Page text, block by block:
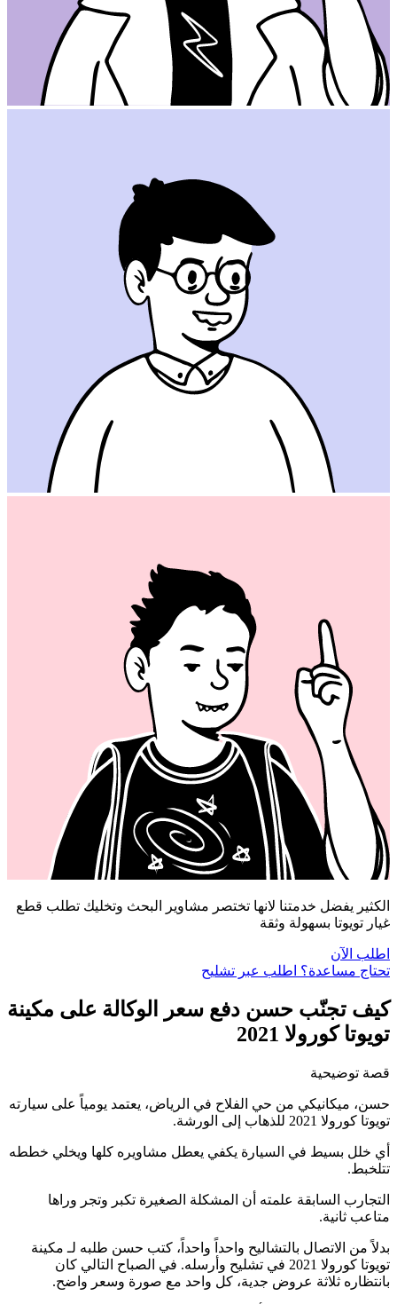
الكثير يفضل خدمتنا لانها تختصر مشاوير البحث وتخليك تطلب قطع
غيار تويوتا بسهولة وثقة
اطلب الآن
تحتاج مساعدة؟ اطلب عبر تشليح
كيف تجنّب حسن دفع سعر الوكالة على مكينة
تويوتا كورولا 2021
قصة توضيحية
حسن، ميكانيكي من حي الفلاح في الرياض، يعتمد يومياً على سيارته
تويوتا كورولا 2021 للذهاب إلى الورشة.
أي خلل بسيط في السيارة يكفي يعطل مشاويره كلها ويخلي خططه
تتلخبط.
التجارب السابقة علمته أن المشكلة الصغيرة تكبر وتجر وراها
متاعب ثانية.
بدلاً من الاتصال بالتشاليح واحداً واحداً، كتب حسن طلبه لـ مكينة
تويوتا كورولا 2021 في تشليح وأرسله. في الصباح التالي كان
بانتظاره ثلاثة عروض جدية، كل واحد مع صورة وسعر واضح.